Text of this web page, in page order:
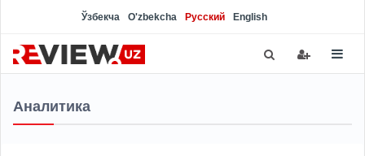
Ўзбекча O'zbekcha Русский English
Аналитика